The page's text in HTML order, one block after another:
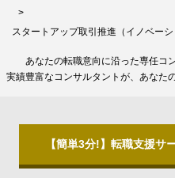
スタートアップ取引推進（イノベー
あなたの転職意向に沿った専任コ
実績豊富なコンサルタントが、あなた
【簡単3分!】転職支援サ